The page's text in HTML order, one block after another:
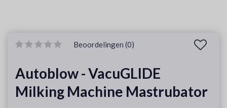
Beoordelingen (0)
Autoblow - VacuGLIDE
Milking Machine Mastrubator